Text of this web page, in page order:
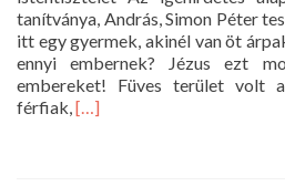
tanítványa, András, Simon Péter
itt egy gyermek, akinél van öt
ennyi embernek? Jézus ezt
embereket! Füves terület volt
férfiak,Read
[…]